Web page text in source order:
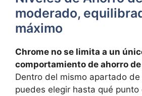
moderado,
máximo
Chrome no se limita a un
comportamiento de ahorro
Dentro del mismo apartado
puedes elegir hasta qué punto